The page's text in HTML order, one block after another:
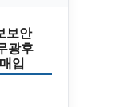
보안
광후
입